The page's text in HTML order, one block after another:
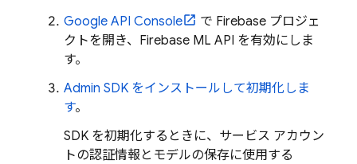
Google API Console
で Firebase プロジェ
クトを開き、Firebase ML API を有効にしま
す。
Admin SDK をインストールして初期化しま
す。
SDK を初期化するときに、サービス アカウン
トの認証情報とモデルの保存に使用する